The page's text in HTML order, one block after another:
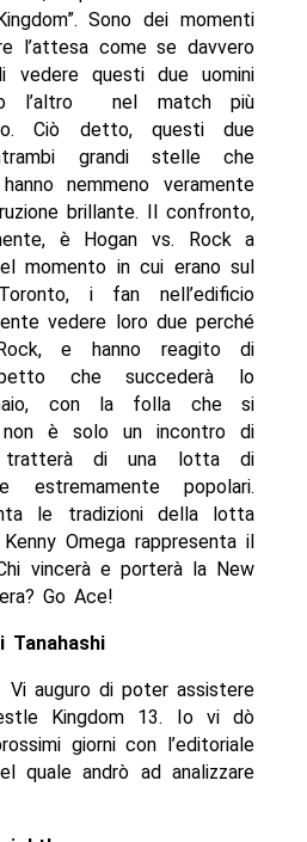
Sono dei momenti
l’attesa come se davvero
vedere questi due uomini
l’altro nel match più
Ciò detto, questi due
grandi stelle che
nemmeno veramente
brillante. Il confronto,
è Hogan vs. Rock a
momento in cui erano sul
i fan nell’edificio
vedere loro due perché
e hanno reagito di
che succederà lo
con la folla che si
non è solo un incontro di
tratterà di una lotta di
estremamente popolari.
le tradizioni della lotta
Omega rappresenta il
vincerà e porterà la New
Go Ace!
Tanahashi
auguro di poter assistere
Kingdom 13. Io vi dò
giorni con l’editoriale
quale andrò ad analizzare